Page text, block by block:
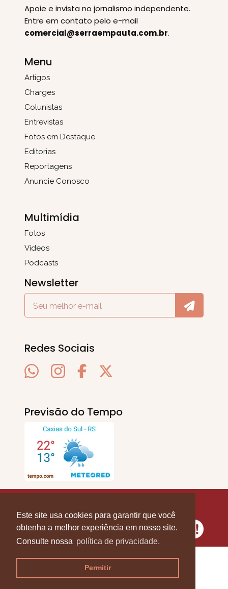
Este site usa cookies para garantir que você
obtenha a melhor experiência em nosso site.
Consulte nossa política de privacidade.
Permitir
Apoie e invista no jornalismo independente.
Entre em contato pelo e-mail
comercial@serraempauta.com.br.
Menu
Artigos
Charges
Colunistas
Entrevistas
Fotos em Destaque
Editorias
Reportagens
Anuncie Conosco
Multimídia
Fotos
Vídeos
Podcasts
Newsletter
Redes Sociais
Previsão do Tempo
Direitos Reservados.